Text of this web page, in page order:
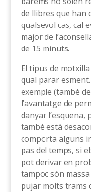
de llibres que han
qualsevol cas, cal
major de
de 15 minuts.
El tipus de
qual parar
exemple (també
l’avantatge de
danyar
també està
comporta alguns
pas del temps, si
pot derivar en
tampoc són massa
pujar molts trams